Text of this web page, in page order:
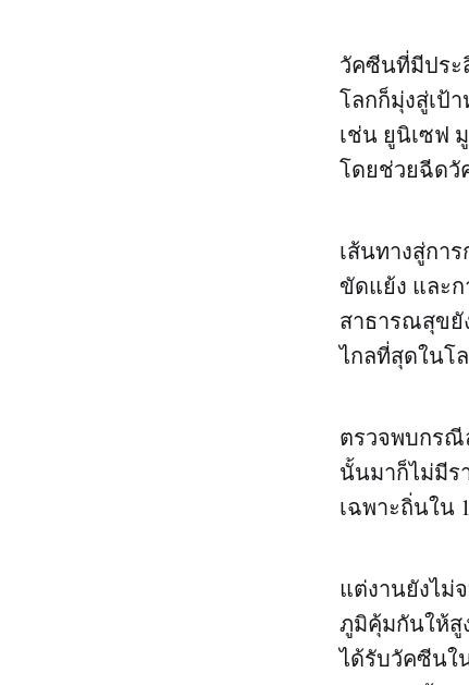
วัคซีนที่มีประ
โลกก็มุ่งสู่เป้
เช่น ยูนิเซฟ
โดยช่วยฉีดวั
เส้นทางสู่กา
ขัดแย้ง และ
สาธารณสุขยั
ไกลที่สุดในโ
ตรวจพบกรณี
นั้นมาก็ไม่มีร
เฉพาะถิ่นใน
แต่งานยังไม่
ภูมิคุ้มกันให้สู
ได้รับวัคซีนใ